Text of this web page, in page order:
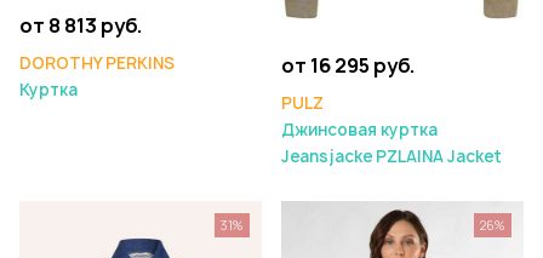
от 8 813 руб.
DOROTHY PERKINS
Куртка
от 16 295 руб.
PULZ
Джинсовая куртка
Jeansjacke PZLAINA Jacket
31% 26%